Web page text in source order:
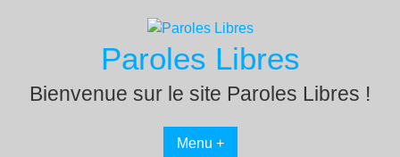
Paroles Libres
Bienvenue sur le site Paroles Libres !
Menu +